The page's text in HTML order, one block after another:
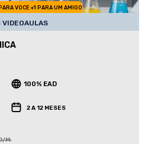
VOCE +1 PARA UM AMIGO
VIDEOAULAS
100% EAD
2 A 12 MESES
Mês